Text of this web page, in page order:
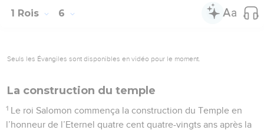
1 Rois 6
Seuls les Évangiles sont disponibles en vidéo pour le moment.
La construction du temple
1 Le roi Salomon commença la construction du Temple en
l’honneur de l’Eternel quatre cent quatre-vingts ans après la